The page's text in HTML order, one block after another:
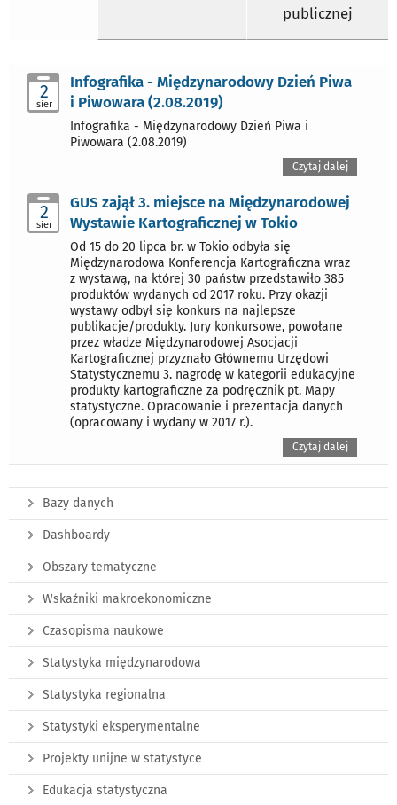
publicznej
2
sier
Infografika - Międzynarodowy Dzień Piwa
i Piwowara (2.08.2019)
Infografika - Międzynarodowy Dzień Piwa i
Piwowara (2.08.2019)
Czytaj dalej
2
sier
GUS zajął 3. miejsce na Międzynarodowej
Wystawie Kartograficznej w Tokio
Od 15 do 20 lipca br. w Tokio odbyła się
Międzynarodowa Konferencja Kartograficzna wraz
z wystawą, na której 30 państw przedstawiło 385
produktów wydanych od 2017 roku. Przy okazji
wystawy odbył się konkurs na najlepsze
publikacje/produkty. Jury konkursowe, powołane
przez władze Międzynarodowej Asocjacji
Kartograficznej przyznało Głównemu Urzędowi
Statystycznemu 3. nagrodę w kategorii edukacyjne
produkty kartograficzne za podręcznik pt. Mapy
statystyczne. Opracowanie i prezentacja danych
(opracowany i wydany w 2017 r.).
Czytaj dalej
Bazy danych
Dashboardy
Obszary tematyczne
Wskaźniki makroekonomiczne
Czasopisma naukowe
Statystyka międzynarodowa
Statystyka regionalna
Statystyki eksperymentalne
Projekty unijne w statystyce
Edukacja statystyczna